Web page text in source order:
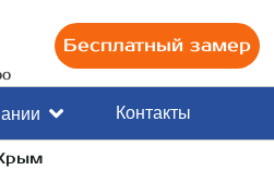
Бесплатный замер
Контакты